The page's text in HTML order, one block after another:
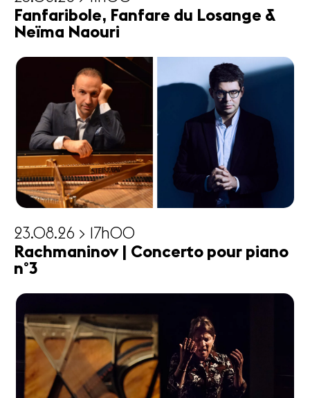
Fanfaribole, Fanfare du Losange &
Neïma Naouri
23.08.26 > 17h00
Rachmaninov | Concerto pour piano
n°3